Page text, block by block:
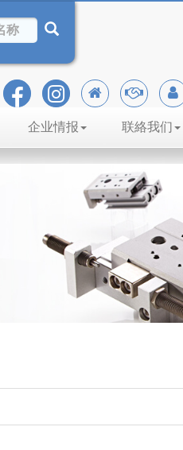
企业情报 联絡我们